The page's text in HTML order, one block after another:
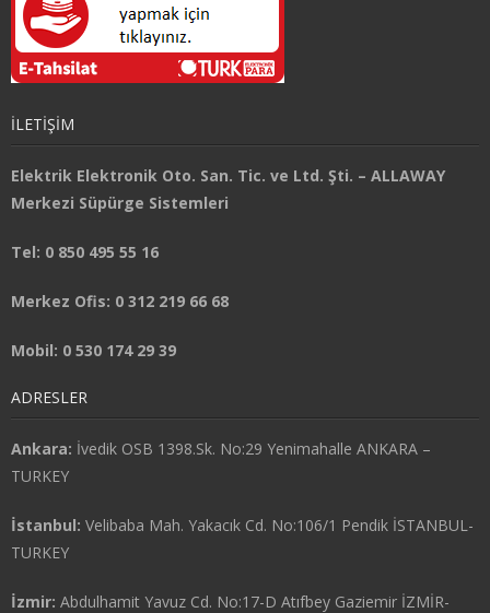
İLETİŞİM
Elektrik Elektronik Oto. San. Tic. ve Ltd. Şti. – ALLAWAY
Merkezi Süpürge Sistemleri
Tel: 0 850 495 55 16
Merkez Ofis: 0 312 219 66 68
Mobil: 0 530 174 29 39
ADRESLER
Ankara: İvedik OSB 1398.Sk. No:29 Yenimahalle ANKARA –
TURKEY
İstanbul: Velibaba Mah. Yakacık Cd. No:106/1 Pendik İSTANBUL-
TURKEY
İzmir: Abdulhamit Yavuz Cd. No:17-D Atıfbey Gaziemir İZMİR-